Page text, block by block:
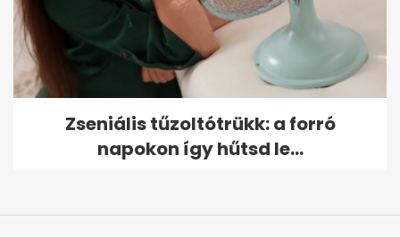
Zseniális tűzoltótrükk: a forró
napokon így hűtsd le...